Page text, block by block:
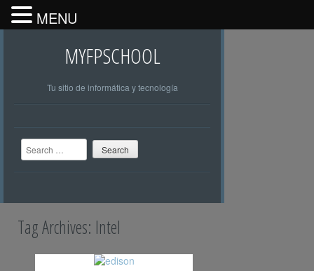
MYFPSCHOOL
Tu sitio de informática y tecnología
Search
Tag Archives: Intel
MENU